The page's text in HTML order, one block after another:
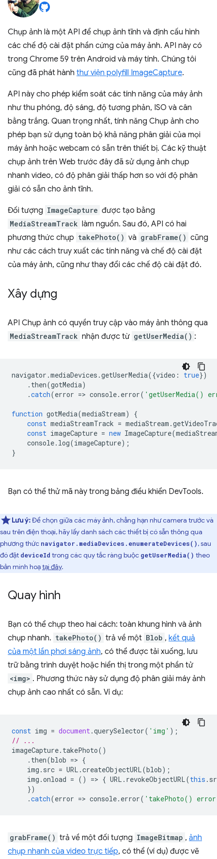
Chụp ảnh là một API để chụp ảnh tĩnh và định cấu hình
các chế độ cài đặt phần cứng của máy ảnh. API này có
trong Chrome 59 trên Android và máy tính. Chúng tôi
cũng đã phát hành thư viện polyfill ImageCapture.
API này cho phép kiểm soát các tính năng của máy ảnh
như thu phóng, độ sáng, độ tương phản, ISO và cân
bằng trắng. Quan trọng nhất, tính năng Chụp ảnh cho
phép bạn sử dụng toàn bộ khả năng phân giải của mọi
máy ảnh hoặc webcam có sẵn trên thiết bị. Các kỹ thuật
chụp ảnh trên Web trước đây đã sử dụng ảnh chụp
nhanh video, có độ phân giải thấp hơn so với độ phân
giải có sẵn cho ảnh tĩnh.
Đối tượng ImageCapture được tạo bằng
MediaStreamTrack làm nguồn. Sau đó, API có hai
phương thức chụp takePhoto() và grabFrame() cũng
như các cách truy xuất các tính năng và chế độ cài đặt
của máy ảnh, cũng như thay đổi các chế độ cài đặt đó.
Xây dựng
API Chụp ảnh có quyền truy cập vào máy ảnh thông qua
MediaStreamTrack nhận được từ getUserMedia() :
navigator .mediaDevices .getUserMedia({video : true})
. then(gotMedia)
.catch(error => console. error( 'getUserMedia()
function gotMedia(mediaStream)
{
const mediaStreamTrack = mediaStream .
const imageCapture = new ImageCapture(
console. log(imageCapture);
}
Bạn có thể thử mã này trong bảng điều khiển DevTools.
Lưu ý:Để chọn giữa các máy ảnh, chẳng hạn như camera trước và
sau trên điện thoại, hãy lấy danh sách các thiết bị có sẵn thông qua
phương thức navigator.mediaDevices.enumerateDevices(), sau
đó đặt deviceId trong các quy tắc ràng buộc getUserMedia() theo
bản minh hoạtại đây.
Quay hình
Bạn có thể chụp theo hai cách: toàn khung hình và ảnh
chụp nhanh. takePhoto() trả về một Blob , kết quả
của một lần phơi sáng ảnh, có thể được tải xuống, lưu
trữ bằng trình duyệt hoặc hiển thị trong một phần tử
<img> . Phương thức này sử dụng độ phân giải máy ảnh
chụp ảnh cao nhất có sẵn. Ví dụ:
const img = document.querySelector( 'img' );
// ...
imageCapture. takePhoto()
. then(blob => {
img . src = URL .createObjectURL(blob);
img .onload = () => { URL . revokeObjectURL(this .
})
.catch(error => console. error( 'takePhoto()
grabFrame() trả về một đối tượng ImageBitmap , ảnh
chụp nhanh của video trực tiếp, có thể (ví dụ) được vẽ